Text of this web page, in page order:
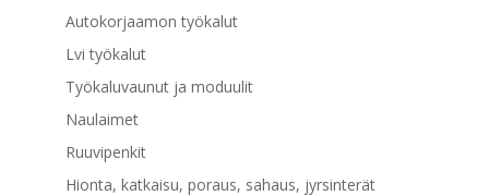
Autokorjaamon työkalut
Lvi työkalut
Työkaluvaunut ja moduulit
Naulaimet
Ruuvipenkit
Hionta, katkaisu, poraus, sahaus, jyrsinterät